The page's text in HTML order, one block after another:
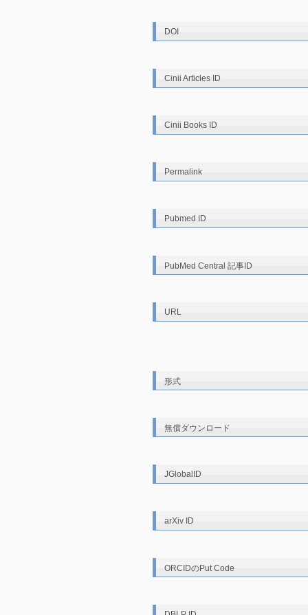
DOI
Cinii Articles ID
Cinii Books ID
Permalink
Pubmed ID
PubMed Central 記事ID
URL
形式
無償ダウンロード
JGlobalID
arXiv ID
ORCIDのPut Code